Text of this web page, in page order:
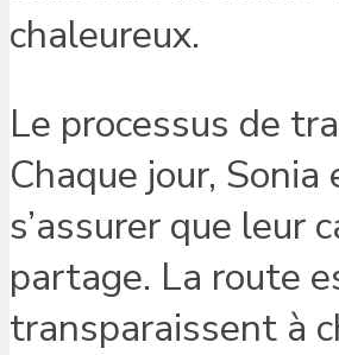
chaleureux.
Le processus de
Chaque jour,
s’assurer que leur
partage. La route
transparaissent à